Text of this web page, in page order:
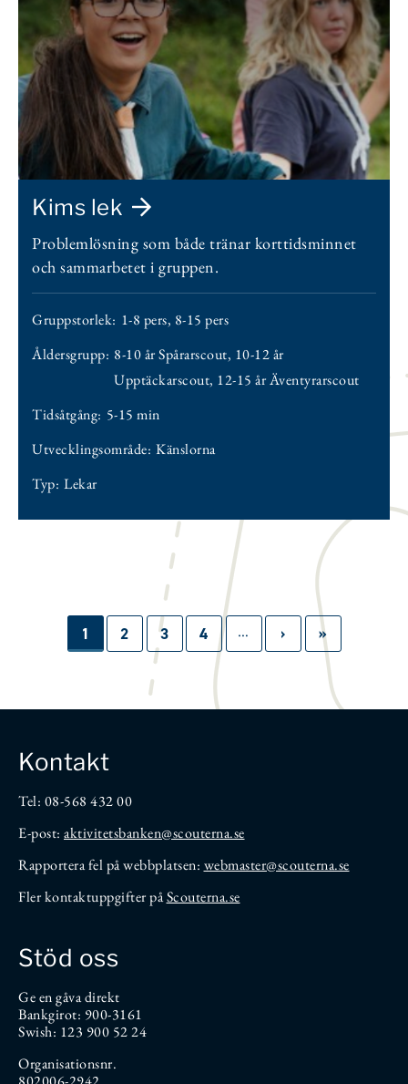
Kims lek
Problemlösning som både tränar korttidsminnet
och sammarbetet i gruppen.
Gruppstorlek: 1-8 pers, 8-15 pers
Åldersgrupp: 8-10 år Spårarscout, 10-12 år
Upptäckarscout, 12-15 år Äventyrarscout
Tidsåtgång: 5-15 min
Utvecklingsområde: Känslorna
Typ: Lekar
Paginering
Sida
1 Sida
2 Sida
3 Sida
4 …
Nästa
sida
›
Sista
sidan
»
Kontakt
Tel: 08-568 432 00
E-post: aktivitetsbanken@scouterna.se
Rapportera fel på webbplatsen: webmaster@scouterna.se
Fler kontaktuppgifter påScouterna.se
Stöd oss
Ge en gåva direkt
Bankgirot: 900-3161
Swish: 123 900 52 24
Organisationsnr.